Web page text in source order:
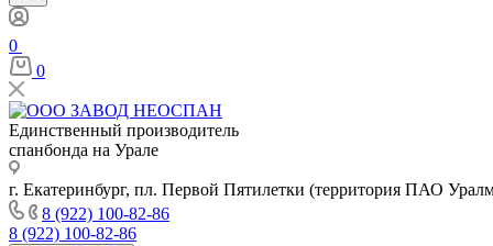
0
0
Единственный производитель
спанбонда на Урале
г. Екатеринбург, пл. Первой Пятилетки (территория ПАО
8 (922) 100-82-86
8 (922) 100-82-86